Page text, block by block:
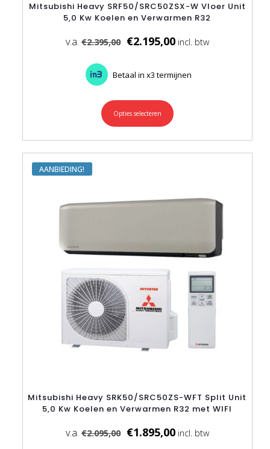
Mitsubishi Heavy SRF50/SRC50ZSX-W Vloer Unit
5,0 Kw Koelen en Verwarmen R32
€2.395,00 €2.195,00
Betaal in x3 termijnen
Opties selecteren
Dit
product
heeft
meerdere
productpagina
Mitsubishi Heavy SRK50/SRC50ZS-WFT Split Unit
5,0 Kw Koelen en Verwarmen R32 met WIFI
€2.095,00 €1.895,00